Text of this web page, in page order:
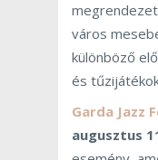
város
különböző
és
Garda Jazz
augusztus